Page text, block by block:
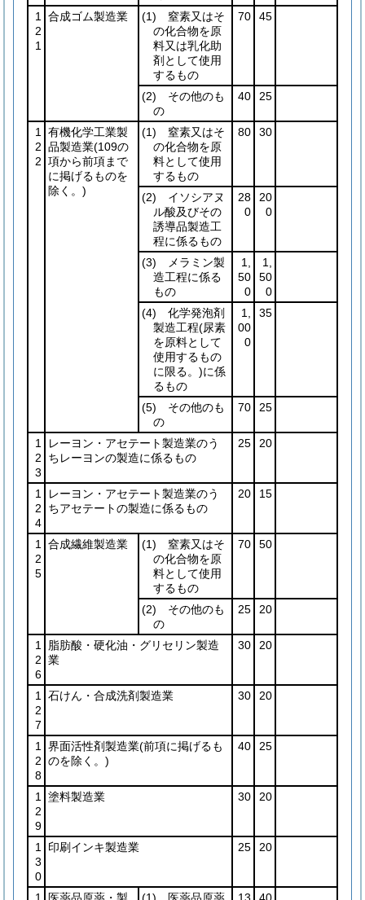
1
2
1
合成ゴム製造業 (1) 窒素又はそ
の化合物を原
料又は乳化助
剤として使用
するもの
70 45
(2) その他のも
の
40 25
1
2
2
有機化学工業製
品製造業(109の
項から前項まで
に掲げるものを
除く。)
(1) 窒素又はそ
の化合物を原
料として使用
するもの
80 30
(2) イソシアヌ
ル酸及びその
誘導品製造工
程に係るもの
28
0
20
0
(3) メラミン製
造工程に係る
もの
1,
50
0
1,
50
0
(4) 化学発泡剤
製造工程(尿素
を原料として
使用するもの
に限る。)に係
るもの
1,
00
0
35
(5) その他のも
の
70 25
1
2
3
レーヨン・アセテート製造業のう
ちレーヨンの製造に係るもの
25 20
1
2
4
レーヨン・アセテート製造業のう
ちアセテートの製造に係るもの
20 15
1
2
5
合成繊維製造業 (1) 窒素又はそ
の化合物を原
料として使用
するもの
70 50
(2) その他のも
の
25 20
1
2
6
脂肪酸・硬化油・グリセリン製造
業
30 20
1
2
7
石けん・合成洗剤製造業 30 20
1
2
8
界面活性剤製造業(前項に掲げるも
のを除く。)
40 25
1
2
9
塗料製造業 30 20
1
3
0
印刷インキ製造業 25 20